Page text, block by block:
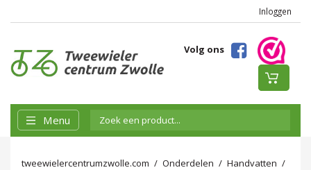
Inloggen
Volg ons
Menu
tweewielercentrumzwolle.com Onderdelen
Handvatten